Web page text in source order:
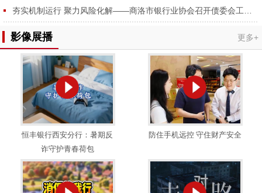
影像展播 更多+
恒丰银行西安分行：暑期反
诈守护青春荷包
防住手机远控 守住财产安全